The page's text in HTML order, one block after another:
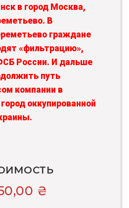
в город Москва,
В
граждане
«фильтрацию»,
России. И дальше
путь
компании в
оккупированной
₴